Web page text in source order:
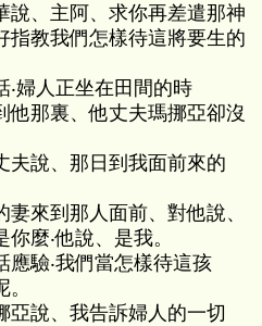
說、主阿、求你再差遣那神
指教我們怎樣待這將要生的
婦人正坐在田間的時
那裏、他丈夫瑪挪亞卻沒
夫說、那日到我面前來的
來到那人面前、對他說、
麼‧他說、是我。
應驗‧我們當怎樣待這孩
亞說、我告訴婦人的一切